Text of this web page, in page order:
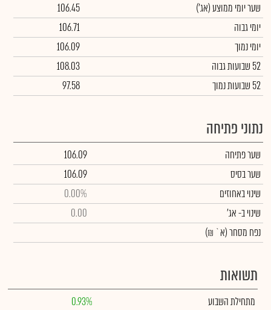
שער יומי ממוצע(אג')
106.45
יומי גבוה
106.71
יומי נמוך
106.09
52 שבועות גבוה
108.03
52 שבועות נמוך
97.58
נתוני פתיחה
שער פתיחה
106.09
שער בסיס
106.09
שינוי באחוזים
0.00%
שינויב- אג'
0.00
נפח מסחר(א` ₪)
תשואות
מתחילת השבוע
0.93%